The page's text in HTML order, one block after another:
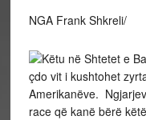
NGA Frank Shkreli/
Këtu në Shtetet e
çdo vit i kushtohet
Amerikanëve.
race që kanë bërë